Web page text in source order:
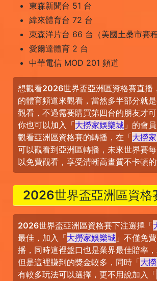
東森新聞台 51 台
緯來體育台 72 台
東森洋片台 66 台（美國土桑市賽程
愛爾達體育 2 台
中華電信 MOD 201 頻道
想觀看2026世界盃亞洲區資格賽直播
的體育頻道來觀看，當然多半部分就
觀看，不過需要購買第四台的朋友才
你也可以加入「大撈家娛樂城 」的會
觀看亞洲區資格賽的轉播，在「大撈
可以觀看到亞洲區轉播，未來世界賽
以免費觀看，享受清晰高畫質不卡頓
2026世界盃亞洲區資格
2026世界盃亞洲區資格賽下注選擇「
最佳，加入「大撈家娛樂城 」不僅免
播，同時這裡盤口也是業界最佳賠率
但是這裡賺到的獎金較多，同時「大
有較多玩法可以選擇，更不用說加入「